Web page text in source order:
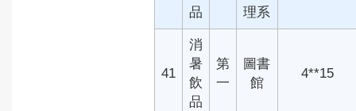
品
理系
41
消
暑
飲
品
第
一
圖書
館
4**15